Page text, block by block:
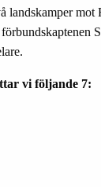
landskamper mot
vi följande 7: